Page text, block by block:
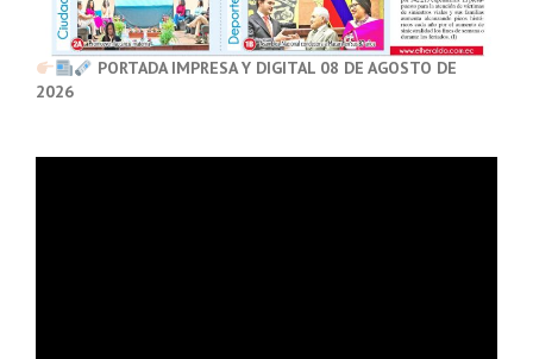
PORTADA IMPRESA Y DIGITAL 08 DE AGOSTO DE
2026